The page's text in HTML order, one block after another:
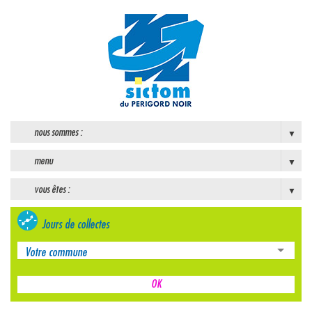
nous sommes :
menu
vous êtes :
Jours de collectes